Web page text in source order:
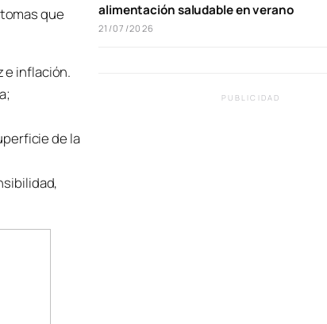
que
e inflación.
de la
alimentación saludable en verano
21/07/2026
PUBLICIDAD